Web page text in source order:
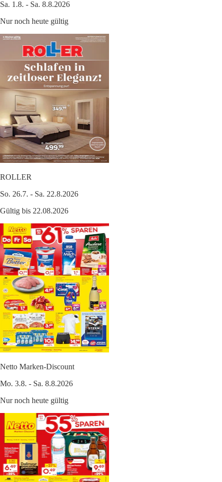
Sa. 1.8. - Sa. 8.8.2026
Nur noch heute gültig
ROLLER
So. 26.7. - Sa. 22.8.2026
Gültig bis 22.08.2026
Netto Marken-Discount
Mo. 3.8. - Sa. 8.8.2026
Nur noch heute gültig